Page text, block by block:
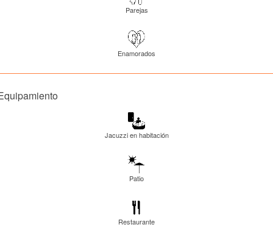
Parejas
Enamorados
Jacuzzi en habitación
Patio
Restaurante